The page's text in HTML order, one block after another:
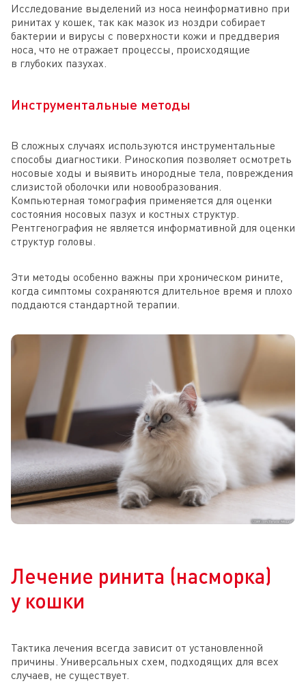
Исследование выделений из носа неинформативно при
ринитах у кошек, так как мазок из ноздри собирает
бактерии и вирусы с поверхности кожи и преддверия
носа, что не отражает процессы, происходящие
в глубоких пазухах.
Инструментальные методы
В сложных случаях используются инструментальные
способы диагностики. Риноскопия позволяет осмотреть
носовые ходы и выявить инородные тела, повреждения
слизистой оболочки или новообразования.
Компьютерная томография применяется для оценки
состояния носовых пазух и костных структур.
Рентгенография не является информативной для оценки
структур головы.
Эти методы особенно важны при хроническом рините,
когда симптомы сохраняются длительное время и плохо
поддаются стандартной терапии.
Лечение ринита (насморка)
у кошки
Тактика лечения всегда зависит от установленной
причины. Универсальных схем, подходящих для всех
случаев, не существует.